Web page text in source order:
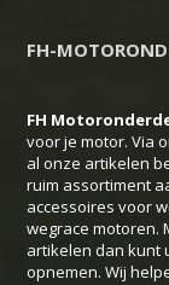
FH-
FH
voor je motor. Via
al onze artikelen
ruim assortiment
accessoires voor
wegrace motoren.
artikelen dan kunt
opnemen. Wij